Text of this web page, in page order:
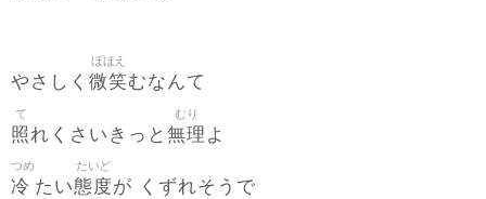
やさしく 微笑
ほほえ
むなんて
照
て
れくさいきっと 無理
むり
よ
冷
つめ
たい態度
たいど
が くずれそうで